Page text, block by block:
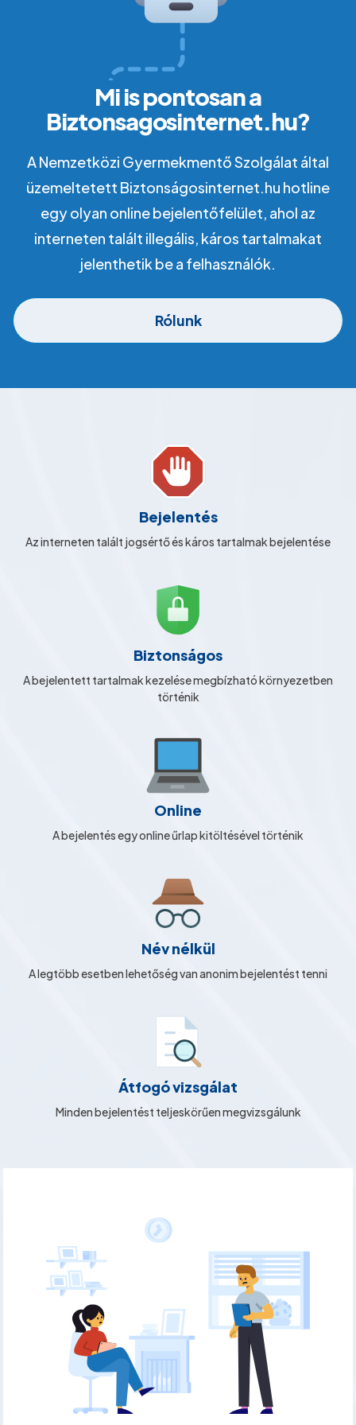
Mi is pontosan a
Biztonsagosinternet.hu?
A Nemzetközi Gyermekmentő Szolgálat által
üzemeltetett Biztonságosinternet.hu hotline
egy olyan online bejelentőfelület, ahol az
interneten talált illegális, káros tartalmakat
jelenthetik be a felhasználók.
Rólunk
Bejelentés
Az interneten talált jogsértő és káros tartalmak bejelentése
Biztonságos
A bejelentett tartalmak kezelése megbízható környezetben
történik
Online
A bejelentés egy online űrlap kitöltésével történik
Név nélkül
A legtöbb esetben lehetőség van anonim bejelentést tenni
Átfogó vizsgálat
Minden bejelentést teljeskörűen megvizsgálunk